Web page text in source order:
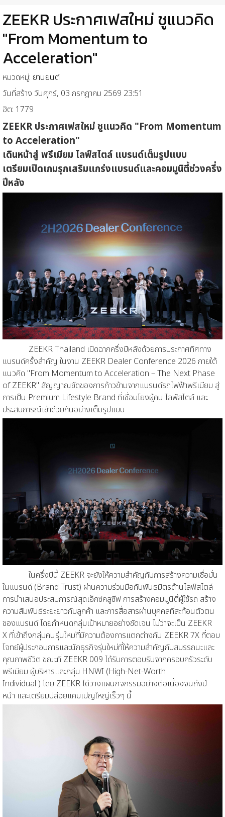
ZEEKR ประกาศเฟสใหม่ ชูแนวคิด
"From Momentum to
Acceleration"
หมวดหมู่: ยานยนต์
วันที่สร้าง วันศุกร์, 03 กรกฎาคม 2569 23:51
ฮิต: 1779
ZEEKRประกาศเฟสใหม่ ชูแนวคิด "From Momentum
to Acceleration"
เดินหน้าสู่ พรีเมียม ไลฟ์สไตล์ แบรนด์เต็มรูปแบบ
เตรียมเปิดเกมรุกเสริมแกร่งแบรนด์และคอมมูนิตี้ช่วงครึ่ง
ปีหลัง
ZEEKR Thailand เปิดฉากครึ่งปีหลังด้วยการประกาศทิศทาง
แบรนด์ครั้งสำคัญ ในงาน ZEEKR Dealer Conference 2026 ภายใต้
แนวคิด "From Momentum to Acceleration – The Next Phase
of ZEEKR" สัญญาณชัดของการก้าวข้ามจากแบรนด์รถไฟฟ้าพรีเมียม สู่
การเป็น Premium Lifestyle Brand ที่เชื่อมโยงผู้คน ไลฟ์สไตล์ และ
ประสบการณ์เข้าด้วยกันอย่างเต็มรูปแบบ
ในครึ่งปีนี้ ZEEKR จะยังให้ความสำคัญกับการสร้างความเชื่อมั่น
ในแบรนด์ (Brand Trust) ผ่านความร่วมมือกับพันธมิตรด้านไลฟ์สไตล์
การนำเสนอประสบการณ์สุดเอ็กซ์คลูซีฟ การสร้างคอมมูนิตี้ผู้ใช้รถ สร้าง
ความสัมพันธ์ระยะยาวกับลูกค้า และการสื่อสารผ่านบุคคลที่สะท้อนตัวตน
ของแบรนด์ โดยกำหนดกลุ่มเป้าหมายอย่างชัดเจน ไม่ว่าจะเป็น ZEEKR
X ที่เข้าถึงกลุ่มคนรุ่นใหม่ที่มีความต้องการแตกต่างกัน ZEEKR 7X ที่ตอบ
โจทย์ผู้ประกอบการและนักธุรกิจรุ่นใหม่ที่ให้ความสำคัญกับสมรรถนะและ
คุณภาพชีวิต ขณะที่ ZEEKR 009 ได้รับการตอบรับจากครอบครัวระดับ
พรีเมียม ผู้บริหารและกลุ่ม HNWI (High-Net-Worth
Individual ) โดย ZEEKR ได้วางแผนกิจกรรมอย่างต่อเนื่องจนถึงปี
หน้า และเตรียมปล่อยแคมเปญใหญ่เร็วๆ นี้